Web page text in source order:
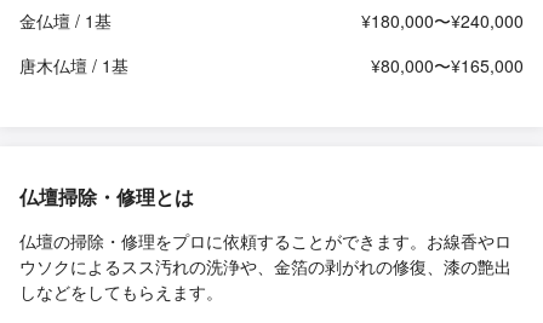
金仏壇 / 1基
¥180,000〜¥240,000
唐木仏壇 / 1基
¥80,000〜¥165,000
仏壇掃除・修理とは
仏壇の掃除・修理をプロに依頼することができます。お線香やロ
ウソクによるスス汚れの洗浄や、金箔の剥がれの修復、漆の艶出
しなどをしてもらえます。